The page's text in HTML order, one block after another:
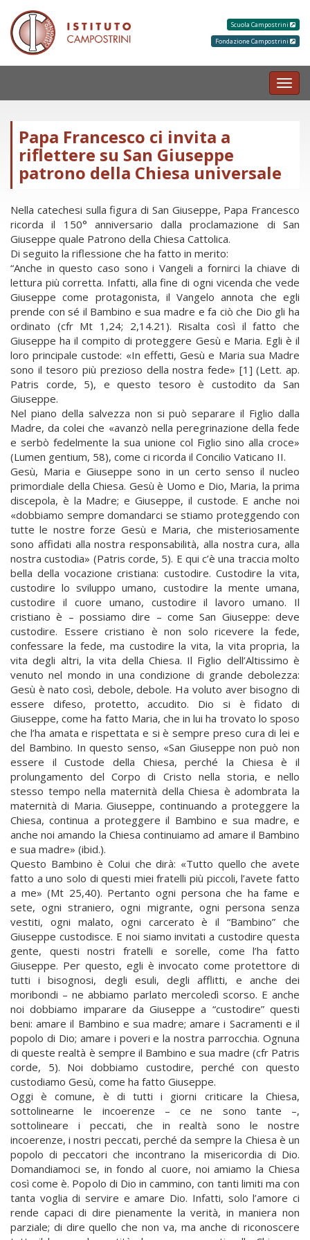
Scuola Campostrini
Fondazione Campostrini
Papa Francesco ci invita a
riflettere su San Giuseppe
patrono della Chiesa universale
Nella catechesi sulla figura di San Giuseppe, Papa Francesco
ricorda il 150° anniversario dalla proclamazione di San
Giuseppe quale Patrono della Chiesa Cattolica.
Di seguito la riflessione che ha fatto in merito:
“Anche in questo caso sono i Vangeli a fornirci la chiave di
lettura più corretta. Infatti, alla fine di ogni vicenda che vede
Giuseppe come protagonista, il Vangelo annota che egli
prende con sé il Bambino e sua madre e fa ciò che Dio gli ha
ordinato (cfr Mt 1,24; 2,14.21). Risalta così il fatto che
Giuseppe ha il compito di proteggere Gesù e Maria. Egli è il
loro principale custode: «In effetti, Gesù e Maria sua Madre
sono il tesoro più prezioso della nostra fede» [1] (Lett. ap.
Patris corde, 5), e questo tesoro è custodito da San
Giuseppe.
Nel piano della salvezza non si può separare il Figlio dalla
Madre, da colei che «avanzò nella peregrinazione della fede
e serbò fedelmente la sua unione col Figlio sino alla croce»
(Lumen gentium, 58), come ci ricorda il Concilio Vaticano II.
Gesù, Maria e Giuseppe sono in un certo senso il nucleo
primordiale della Chiesa. Gesù è Uomo e Dio, Maria, la prima
discepola, è la Madre; e Giuseppe, il custode. E anche noi
«dobbiamo sempre domandarci se stiamo proteggendo con
tutte le nostre forze Gesù e Maria, che misteriosamente
sono affidati alla nostra responsabilità, alla nostra cura, alla
nostra custodia» (Patris corde, 5). E qui c’è una traccia molto
bella della vocazione cristiana: custodire. Custodire la vita,
custodire lo sviluppo umano, custodire la mente umana,
custodire il cuore umano, custodire il lavoro umano. Il
cristiano è – possiamo dire – come San Giuseppe: deve
custodire. Essere cristiano è non solo ricevere la fede,
confessare la fede, ma custodire la vita, la vita propria, la
vita degli altri, la vita della Chiesa. Il Figlio dell’Altissimo è
venuto nel mondo in una condizione di grande debolezza:
Gesù è nato così, debole, debole. Ha voluto aver bisogno di
essere difeso, protetto, accudito. Dio si è fidato di
Giuseppe, come ha fatto Maria, che in lui ha trovato lo sposo
che l’ha amata e rispettata e si è sempre preso cura di lei e
del Bambino. In questo senso, «San Giuseppe non può non
essere il Custode della Chiesa, perché la Chiesa è il
prolungamento del Corpo di Cristo nella storia, e nello
stesso tempo nella maternità della Chiesa è adombrata la
maternità di Maria. Giuseppe, continuando a proteggere la
Chiesa, continua a proteggere il Bambino e sua madre, e
anche noi amando la Chiesa continuiamo ad amare il Bambino
e sua madre» (ibid.).
Questo Bambino è Colui che dirà: «Tutto quello che avete
fatto a uno solo di questi miei fratelli più piccoli, l’avete fatto
a me» (Mt 25,40). Pertanto ogni persona che ha fame e
sete, ogni straniero, ogni migrante, ogni persona senza
vestiti, ogni malato, ogni carcerato è il “Bambino” che
Giuseppe custodisce. E noi siamo invitati a custodire questa
gente, questi nostri fratelli e sorelle, come l’ha fatto
Giuseppe. Per questo, egli è invocato come protettore di
tutti i bisognosi, degli esuli, degli afflitti, e anche dei
moribondi – ne abbiamo parlato mercoledì scorso. E anche
noi dobbiamo imparare da Giuseppe a “custodire” questi
beni: amare il Bambino e sua madre; amare i Sacramenti e il
popolo di Dio; amare i poveri e la nostra parrocchia. Ognuna
di queste realtà è sempre il Bambino e sua madre (cfr Patris
corde, 5). Noi dobbiamo custodire, perché con questo
custodiamo Gesù, come ha fatto Giuseppe.
Oggi è comune, è di tutti i giorni criticare la Chiesa,
sottolinearne le incoerenze – ce ne sono tante –,
sottolineare i peccati, che in realtà sono le nostre
incoerenze, i nostri peccati, perché da sempre la Chiesa è un
popolo di peccatori che incontrano la misericordia di Dio.
Domandiamoci se, in fondo al cuore, noi amiamo la Chiesa
così come è. Popolo di Dio in cammino, con tanti limiti ma con
tanta voglia di servire e amare Dio. Infatti, solo l’amore ci
rende capaci di dire pienamente la verità, in maniera non
parziale; di dire quello che non va, ma anche di riconoscere